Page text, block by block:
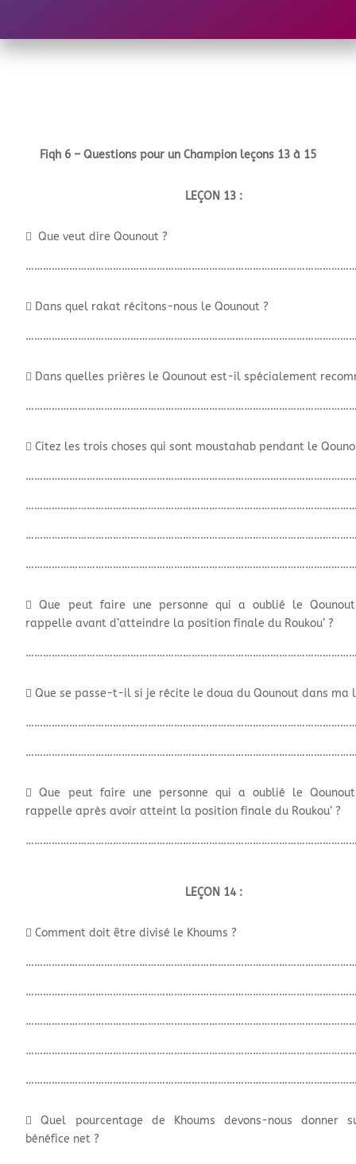
Fiqh 6 – Questions pour un Champion leçons 13 à 15
LEÇON 13 :
 Que veut dire Qounout ?
 Dans quel rakat récitons-nous le Qounout ?
 Dans quelles prières le Qounout est-il spécialement
 Citez les trois choses qui sont moustahab pendant le
 Que peut faire une personne qui a oublié le
rappelle avant d’atteindre la position finale du Roukou’ ?
 Que se passe-t-il si je récite le doua du Qounout dans ma
 Que peut faire une personne qui a oublié le
rappelle après avoir atteint la position finale du Roukou’ ?
LEÇON 14 :
 Comment doit être divisé le Khoums ?
 Quel pourcentage de Khoums devons-nous donner
bénéfice net ?